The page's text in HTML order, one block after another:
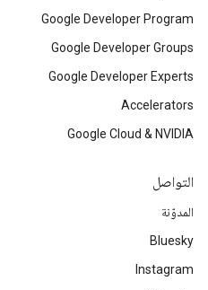
Google Developer Program
Google Developer Groups
Google Developer Experts
Accelerators
Google Cloud & NVIDIA
التواصل
المدوّنة
Bluesky
Instagram